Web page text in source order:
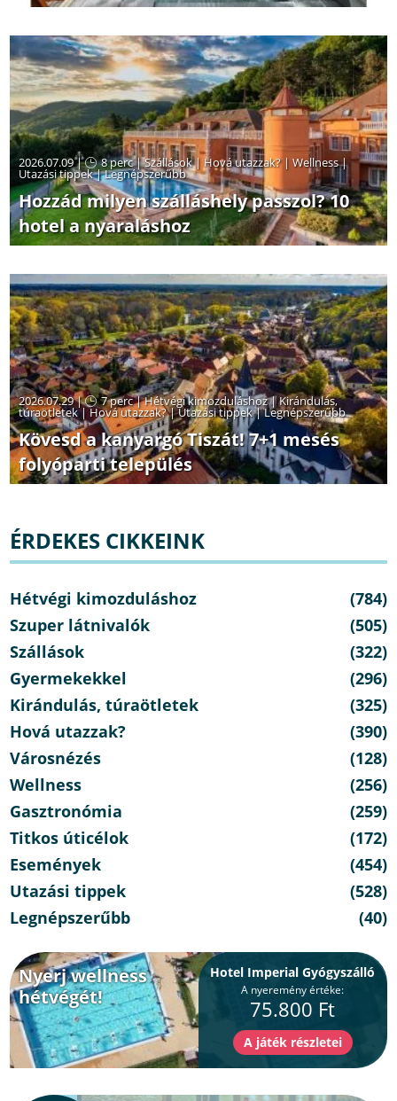
2026.07.09 | 8 perc|Szállások| Hová utazzak? |Wellness|
Utazási tippek|Legnépszerűbb
Hozzád milyen szálláshely passzol? 10
hotel a nyaraláshoz
2026.07.29 | 7 perc|Hétvégi kimozduláshoz|Kirándulás,
túraötletek|Hová utazzak?|Utazási tippek|Legnépszerűbb
Kövesd a kanyargó Tiszát! 7+1 mesés
folyóparti település
ÉRDEKES CIKKEINK
Hétvégi kimozduláshoz
(784)
Szuper látnivalók
(505)
Szállások
(322)
Gyermekekkel
(296)
Kirándulás, túraötletek
(325)
Hová utazzak?
(390)
Városnézés
(128)
Wellness
(256)
Gasztronómia
(259)
Titkos úticélok
(172)
Események
(454)
Utazási tippek
(528)
Legnépszerűbb
(40)
Nyerj wellness
hétvégét!
Hotel Imperial Gyógyszálló
A nyeremény értéke:
75.800 Ft